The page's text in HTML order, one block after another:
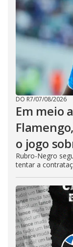
DO R7/07/08/2026
Em meio
o jogo
Rubro-Negro
tentar a